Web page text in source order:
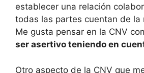
establecer una relación
todas las partes cuentan de la
Me gusta pensar en la CNV
ser asertivo teniendo en
Otro aspecto de la CNV que